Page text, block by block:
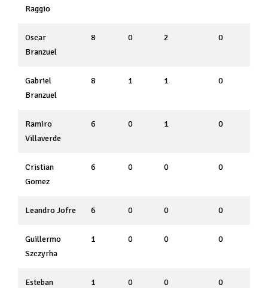
Raggio
Oscar
Branzuel
8 0 2 0
Gabriel
Branzuel
8 1 1 0
Ramiro
Villaverde
6 0 1 0
Cristian
Gomez
6 0 0 0
Leandro Jofre 6 0 0 0
Guillermo
Szczyrha
1 0 0 0
Esteban
1 0 0 0